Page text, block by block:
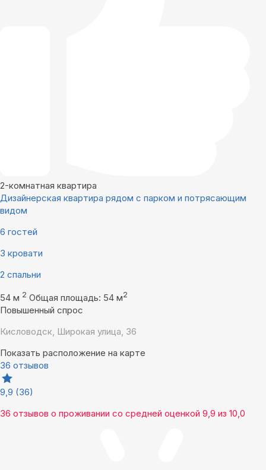
2-комнатная квартира
Дизайнерская квартира рядом с парком и потрясающим
видом
6 гостей
3 кровати
2 спальни
54 м 2 Общая площадь: 54 м2
Повышенный спрос
Кисловодск, Широкая улица, 36
Показать расположение на карте
36 отзывов
9,9 (36)
36 отзывов о проживании со средней оценкой 9,9 из 10,0